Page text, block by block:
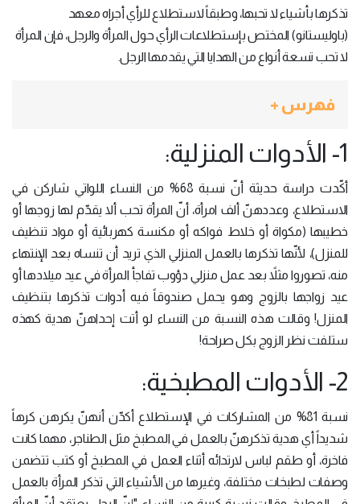
تذكرها بأشياء لا تحبها، وطبقاً لاستطلاع للرأي أجراه معهد
(باوليستانو) المختص بإستطلاعات الرأي حول المرأة والرجل، فإن المرأة
لا تحب تسعة أنواع من الهدايا التي يقدمها الرجل.
فهرس +
1- الأدوات المنزلية:
أكّدت دراسة حديثة أنّ نسبة 68% من النساء اللواتي شاركن في
الاستطلاع، وعددهنّ ألف امرأة، أنّ المرأة تحب ألا يقدّم لها زوجها أو
خطيبها (مكواة أو خلاط فواكه أو مكنسة كهربائية أو مواد تنظيف
للمنزل)، لأنّها تذكرها بالعمل المنزلي الذي تريد أن تنساه بعد الإنتهاء
منه، تصوروا مثلاً بعد عمل منزلي دؤوب تفاجأ المرأة في عيد ميلادها أو
عيد زواجها بالزوج وهو يحمل صندوقاً فيه أدوات تذكرها بتنظيف
المنزل! وقالت هذه النسبة من النساء لو أتت إحداهنّ هدية كهذه
ستلفت نظر الزوج بكل صراحة!
2- الأدوات المطبخية:
نسبة 81% من المشاركات في الإستطلاع أكدّن أنهنّ يكرهن كرهاً
شديداً أي هدية تذكرهنّ بالعمل في المطبخ مثل الطناجر، مهما كانت
فاخرة، أو طقم لباس لارتدائه أثناء العمل في المطبخ أو كتب تتضمن
وصفات لطبخات مختلفة، وغيرها من الأشياء التي تذكر المرأة بالعمل